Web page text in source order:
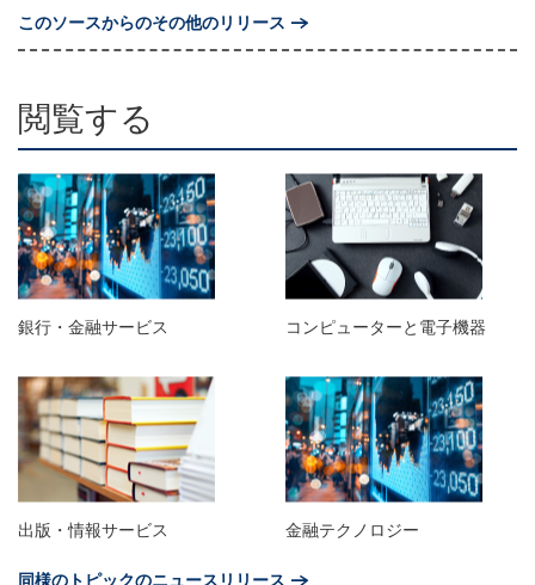
このソースからのその他のリリース
閲覧する
銀行・金融サービス コンピューターと電子機器
出版・情報サービス 金融テクノロジー